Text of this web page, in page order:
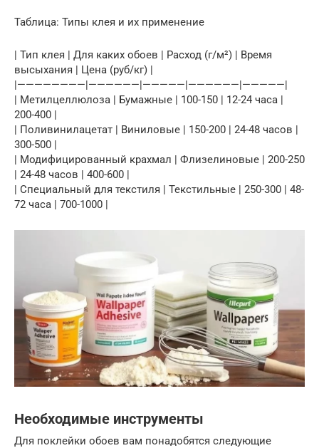
Таблица: Типы клея и их применение
| Тип клея | Для каких обоев | Расход (г/м²) | Время
высыхания | Цена (руб/кг) |
|————————|——————|—————|——————|—————|
| Метилцеллюлоза | Бумажные | 100-150 | 12-24 часа |
200-400 |
| Поливинилацетат | Виниловые | 150-200 | 24-48 часов |
300-500 |
| Модифицированный крахмал | Флизелиновые | 200-250
| 24-48 часов | 400-600 |
| Специальный для текстиля | Текстильные | 250-300 | 48-
72 часа | 700-1000 |
Необходимые инструменты
Для поклейки обоев вам понадобятся следующие